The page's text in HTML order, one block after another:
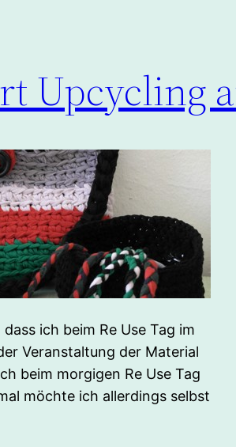
Upcycling
ich beim Re Use Tag im
Veranstaltung der Material
beim morgigen Re Use Tag
möchte ich allerdings selbst